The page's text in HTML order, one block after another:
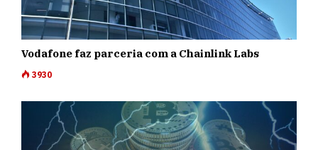
Vodafone faz parceria com a Chainlink Labs
3930